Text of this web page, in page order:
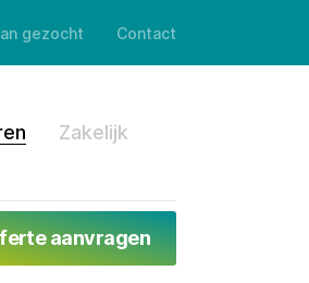
gezocht Contact
Zakelijk
aanvragen